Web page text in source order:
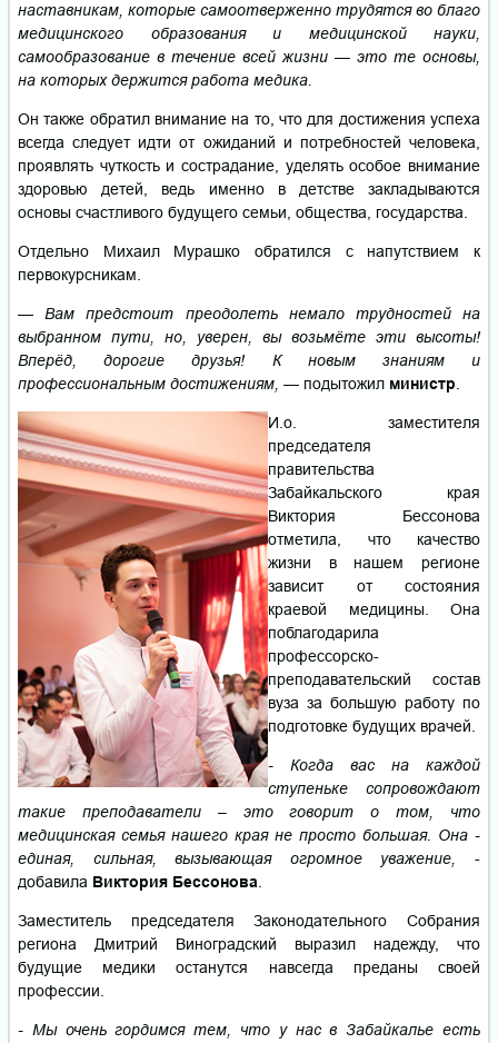
наставникам, которые самоотверженно трудятся во благо
медицинского образования и медицинской науки,
самообразование в течение всей жизни — это те основы,
на которых держится работа медика.
Он также обратил внимание на то, что для достижения успеха
всегда следует идти от ожиданий и потребностей человека,
проявлять чуткость и сострадание, уделять особое внимание
здоровью детей, ведь именно в детстве закладываются
основы счастливого будущего семьи, общества, государства.
Отдельно Михаил Мурашко обратился с напутствием к
первокурсникам.
— Вам предстоит преодолеть немало трудностей на
выбранном пути, но, уверен, вы возьмёте эти высоты!
Вперёд, дорогие друзья! К новым знаниям и
профессиональным достижениям, — подытожил министр.
И.о. заместителя
председателя
правительства
Забайкальского края
Виктория Бессонова
отметила, что качество
жизни в нашем регионе
зависит от состояния
краевой медицины. Она
поблагодарила
профессорско-
преподавательский состав
вуза за большую работу по
подготовке будущих врачей.
- Когда вас на каждой
ступеньке сопровождают
такие преподаватели – это говорит о том, что
медицинская семья нашего края не просто большая. Она -
единая, сильная, вызывающая огромное уважение, -
добавила Виктория Бессонова.
Заместитель председателя Законодательного Собрания
региона Дмитрий Виноградский выразил надежду, что
будущие медики останутся навсегда преданы своей
профессии.
- Мы очень гордимся тем, что у нас в Забайкалье есть